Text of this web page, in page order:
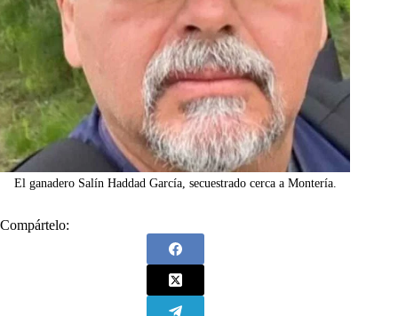
El ganadero Salín Haddad García, secuestrado cerca a Montería.
Compártelo: